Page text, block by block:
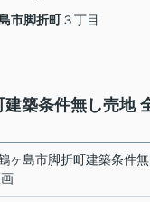
市脚折町３丁目
建築条件無し売地
ヶ島市脚折町建築条件